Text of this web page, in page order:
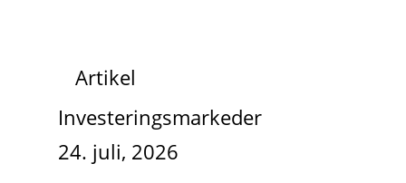
Artikel
Investeringsmarkeder
24. juli, 2026